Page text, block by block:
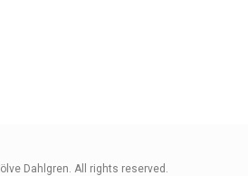
Dahlgren. All rights reserved.